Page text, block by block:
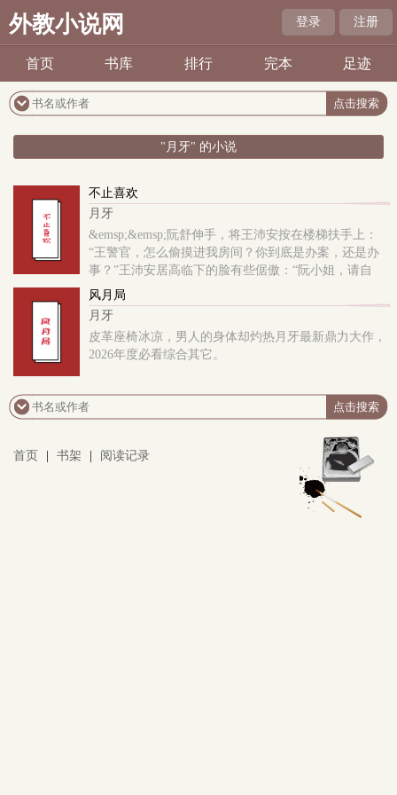
外教小说网 登录 注册
首页 书库 排行 完本 足迹
"月牙" 的小说
不止喜欢
月牙
&emsp;&emsp;阮舒伸手，将王沛安按在楼梯扶手上：
“王警官，怎么偷摸进我房间？你到底是办案，还是办
事？”王沛安居高临下的脸有些倨傲：“阮小姐，请自
重。”阮舒笑笑，手故意往下探，顺着男人的皮带往下
摸，温热布料下，那东西像苏醒的蛇。女明星x警察
weibo：@一只甜柚子呀
风月局
月牙
皮革座椅冰凉，男人的身体却灼热月牙最新鼎力大作，
2026年度必看综合其它。
首页 书架 阅读记录